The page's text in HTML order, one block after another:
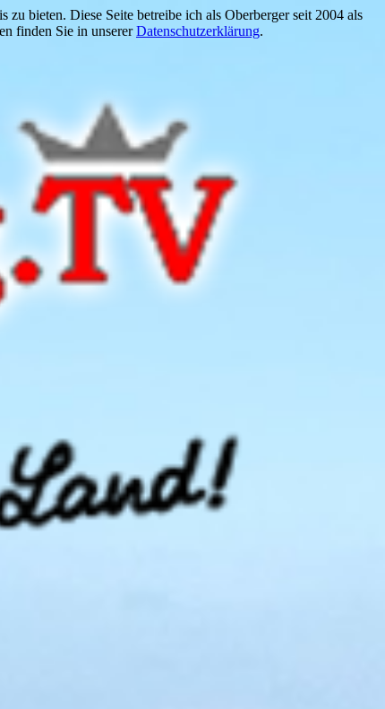
bieten. Diese Seite betreibe ich als Oberberger seit 2004 als
finden Sie in unsererDatenschutzerklärung.